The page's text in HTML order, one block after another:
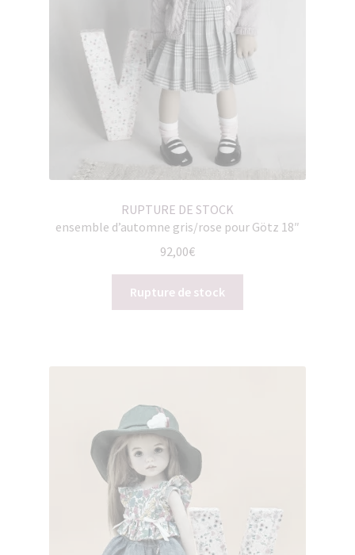
RUPTURE DE STOCK
ensemble d’automne gris/rose pour Götz 18″
92,00€
Rupture de stock